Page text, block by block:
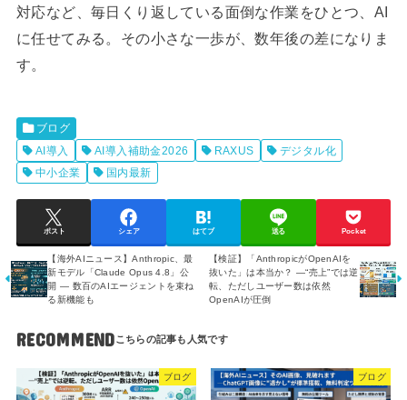
対応など、毎日くり返している面倒な作業をひとつ、AI
に任せてみる。その小さな一歩が、数年後の差になりま
す。
ブログ
AI導入
AI導入補助金2026 RAXUS
デジタル化
中小企業
国内最新
ポスト シェア はてブ 送る Pocket
【海外AIニュース】Anthropic、最
新モデル「Claude Opus 4.8」公
開 ― 数百のAIエージェントを束ね
る新機能も
【検証】「AnthropicがOpenAIを
抜いた」は本当か？ ―“売上”では逆
転、ただしユーザー数は依然
OpenAIが圧倒
RECOMMEND
ブログ ブログ